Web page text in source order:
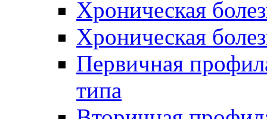
Хроническая
Хроническая
Первичная
типа